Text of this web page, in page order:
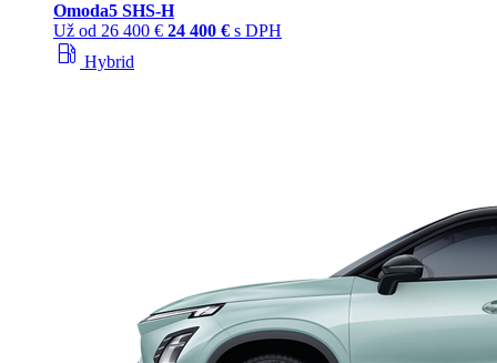
Omoda5 SHS‑H
Už od 26 400 € 24 400 € s DPH
local_gas_station Hybrid